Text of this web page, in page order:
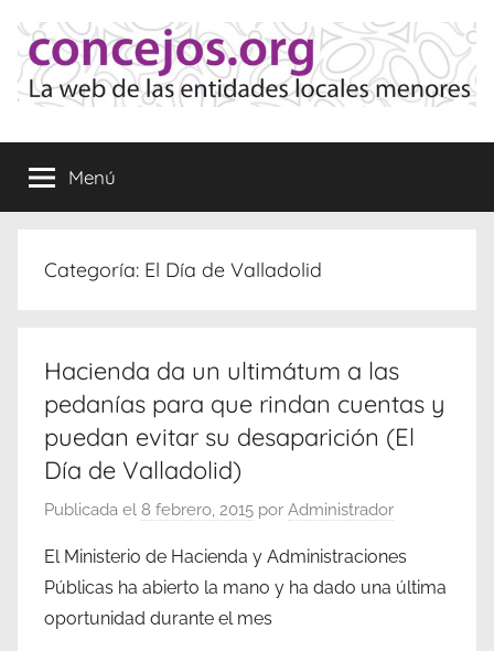
contenido
Concejos
de
las
Locales
Menú
Categoría: El Día de Valladolid
Hacienda da un ultimátum a las
pedanías para que rindan cuentas y
puedan evitar su desaparición (El
Día de Valladolid)
Publicada el 8 febrero, 2015 por Administrador
El Ministerio de Hacienda y Administraciones
Públicas ha abierto la mano y ha dado una última
oportunidad durante el mes